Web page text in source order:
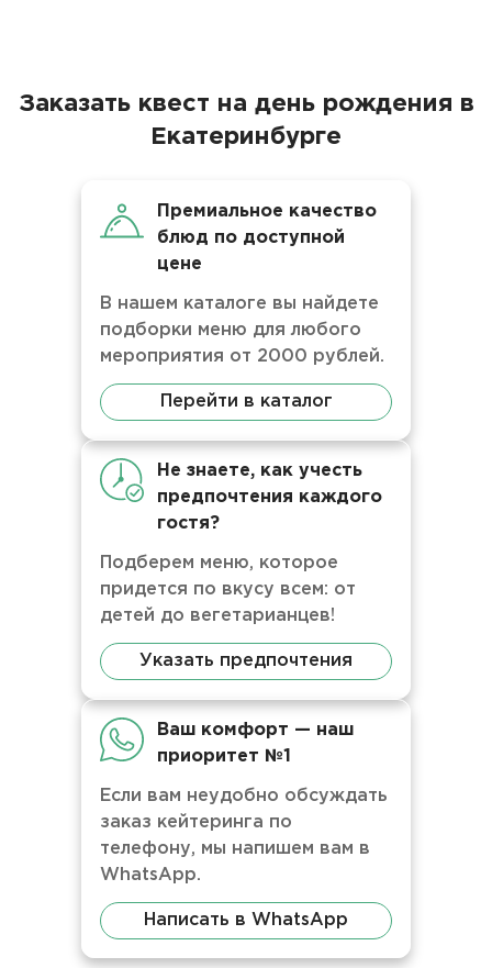
Заказать квест на день рождения в
Екатеринбурге
Премиальное качество
блюд по доступной
цене
В нашем каталоге вы найдете
подборки меню для любого
мероприятия от 2000 рублей.
Перейти в каталог
Не знаете, как учесть
предпочтения каждого
гостя?
Подберем меню, которое
придется по вкусу всем: от
детей до вегетарианцев!
Указать предпочтения
Ваш комфорт — наш
приоритет №1
Если вам неудобно обсуждать
заказ кейтеринга по
телефону, мы напишем вам в
WhatsApp.
Написать в WhatsApp